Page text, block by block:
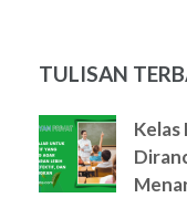
TULISAN